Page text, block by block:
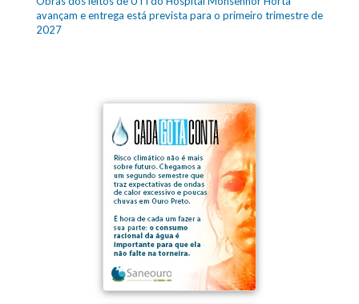
avançam e entrega está prevista para o primeiro trimestre de
2027